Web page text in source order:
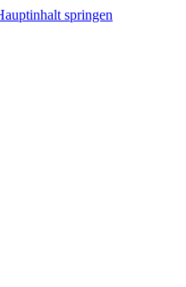
springen